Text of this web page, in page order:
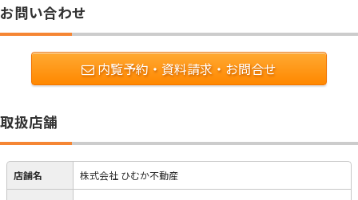
お問い合わせ
内覧予約・資料請求・お問合せ
取扱店舗
店舗名 株式会社 ひむか不動産